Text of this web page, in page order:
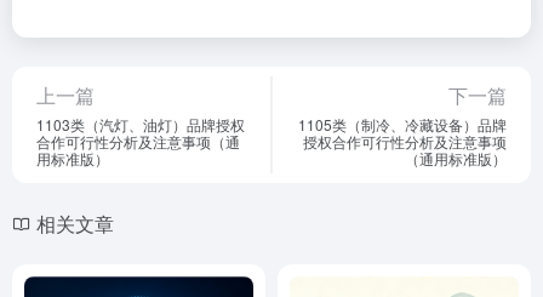
上一篇
1103类（汽灯、油灯）品牌授权
合作可行性分析及注意事项（通
用标准版）
下一篇
1105类（制冷、冷藏设备）品牌
授权合作可行性分析及注意事项
（通用标准版）
相关文章